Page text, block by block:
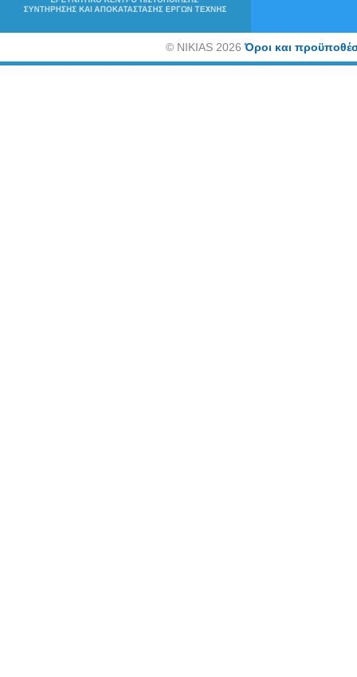
©NIKIAS 2026Όροι και